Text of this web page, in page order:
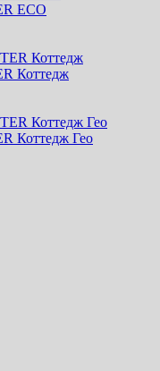
ECO
Коттедж
Коттедж Гео